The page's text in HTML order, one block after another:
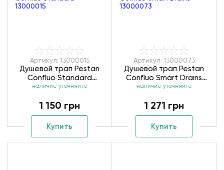
Артикул: 13000015
Душевой трап Pestan
Confluo Standard
13000015
наличие уточняйте
1 150 грн
Купить
Артикул: 13000073
Душевой трап Pestan
Confluo Smart Drains
13000073
наличие уточняйте
1 271 грн
Купить